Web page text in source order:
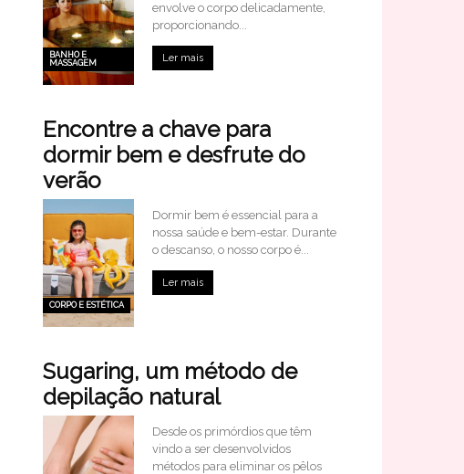
BANHO E
MASSAGEM
envolve o corpo delicadamente,
proporcionando...
Ler mais
Encontre a chave para
dormir bem e desfrute do
verão
CORPO E ESTÉTICA
Dormir bem é essencial para a
nossa saúde e bem-estar. Durante
o descanso, o nosso corpo é...
Ler mais
Sugaring, um método de
depilação natural
Desde os primórdios que têm
vindo a ser desenvolvidos
métodos para eliminar os pêlos